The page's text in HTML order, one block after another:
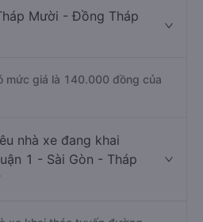
Mười - Đồng Tháp
mức giá là 140.000 đồng của
nhà xe đang khai
1 - Sài Gòn - Tháp